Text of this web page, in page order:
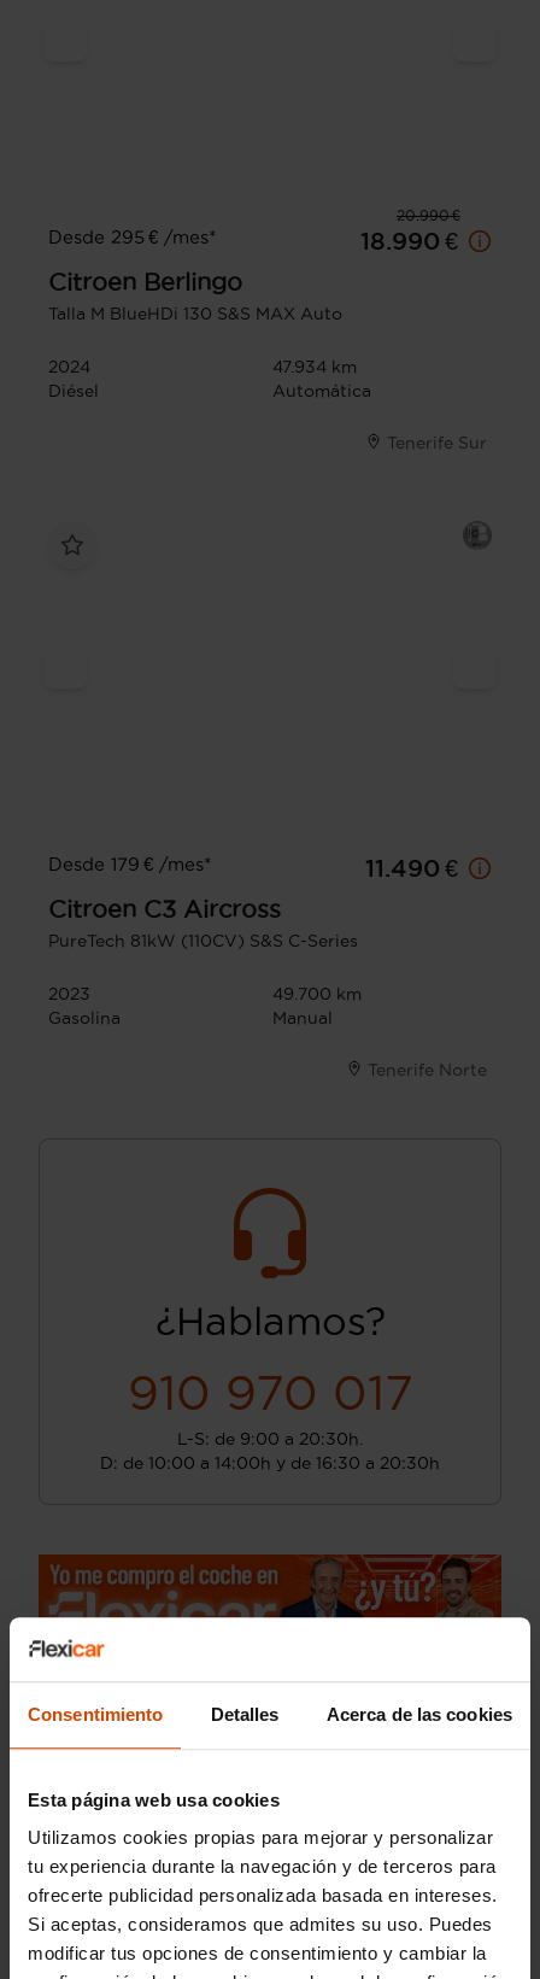
Consentimiento Detalles Acerca de las cookies
Esta página web usa cookies
Utilizamos cookies propias para mejorar y personalizar
tu experiencia durante la navegación y de terceros para
ofrecerte publicidad personalizada basada en intereses.
Si aceptas, consideramos que admites su uso. Puedes
modificar tus opciones de consentimiento y cambiar la
20.990 €
Desde 295 € /mes*
18.990 €
Citroen Berlingo
Talla M BlueHDi 130 S&S MAX Auto
2024
47.934 km
Diésel
Automática
Tenerife Sur
Desde 179 € /mes*
11.490 €
Citroen C3 Aircross
PureTech 81kW (110CV) S&S C-Series
2023
49.700 km
Gasolina
Manual
Tenerife Norte
¿Hablamos?
910 970 017
L-S: de 9:00 a 20:30h.
D: de 10:00 a 14:00h y de 16:30 a 20:30h